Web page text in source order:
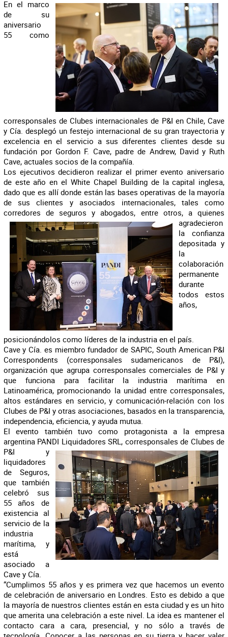
En el marco
de su
aniversario
55 como
corresponsales de Clubes internacionales de P&I en Chile, Cave
y Cía. desplegó un festejo internacional de su gran trayectoria y
excelencia en el servicio a sus diferentes clientes desde su
fundación por Gordon F. Cave, padre de Andrew, David y Ruth
Cave, actuales socios de la compañía.
Los ejecutivos decidieron realizar el primer evento aniversario
de este año en el White Chapel Building de la capital inglesa,
dado que es allí donde están las bases operativas de la mayoría
de sus clientes y asociados internacionales, tales como
corredores de seguros y abogados, entre otros, a quienes
agradecieron
la confianza
depositada y
la
colaboración
permanente
durante
todos estos
años,
posicionándolos como líderes de la industria en el país.
Cave y Cía. es miembro fundador de SAPIC, South American P&I
Correspondents (corresponsales sudamericanos de P&I),
organización que agrupa corresponsales comerciales de P&I y
que funciona para facilitar la industria marítima en
Latinoamérica, promocionando la unidad entre corresponsales,
altos estándares en servicio, y comunicación-relación con los
Clubes de P&I y otras asociaciones, basados en la transparencia,
independencia, eficiencia, y ayuda mutua.
El evento también tuvo como protagonista a la empresa
argentina PANDI Liquidadores SRL, corresponsales de Clubes de
P&I y
liquidadores
de Seguros,
que también
celebró sus
55 años de
existencia al
servicio de la
industria
marítima, y
está
asociado a
Cave y Cía.
“Cumplimos 55 años y es primera vez que hacemos un evento
de celebración de aniversario en Londres. Esto es debido a que
la mayoría de nuestros clientes están en esta ciudad y es un hito
que amerita una celebración a este nivel. La idea es mantener el
contacto cara a cara, presencial, y no sólo a través de